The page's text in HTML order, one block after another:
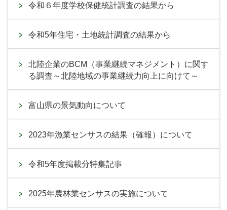
令和６年度学校保健統計調査の結果から
令和5年住宅・土地統計調査の結果から
北陸企業のBCM（事業継続マネジメント）に関す
る調査～北陸地域の事業継続力向上に向けて～
富山県の景気動向について
2023年漁業センサスの結果（確報）について
令和5年度掲載分特集記事
2025年農林業センサスの実施について